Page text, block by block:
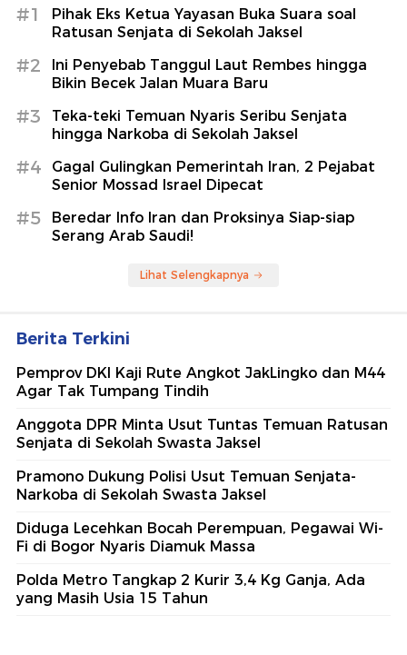
#1
Pihak Eks Ketua Yayasan Buka Suara soal
Ratusan Senjata di Sekolah Jaksel
#2
Ini Penyebab Tanggul Laut Rembes hingga
Bikin Becek Jalan Muara Baru
#3
Teka-teki Temuan Nyaris Seribu Senjata
hingga Narkoba di Sekolah Jaksel
#4
Gagal Gulingkan Pemerintah Iran, 2 Pejabat
Senior Mossad Israel Dipecat
#5
Beredar Info Iran dan Proksinya Siap-siap
Serang Arab Saudi!
Lihat Selengkapnya
Berita Terkini
Pemprov DKI Kaji Rute Angkot JakLingko dan M44
Agar Tak Tumpang Tindih
Anggota DPR Minta Usut Tuntas Temuan Ratusan
Senjata di Sekolah Swasta Jaksel
Pramono Dukung Polisi Usut Temuan Senjata-
Narkoba di Sekolah Swasta Jaksel
Diduga Lecehkan Bocah Perempuan, Pegawai Wi-
Fi di Bogor Nyaris Diamuk Massa
Polda Metro Tangkap 2 Kurir 3,4 Kg Ganja, Ada
yang Masih Usia 15 Tahun